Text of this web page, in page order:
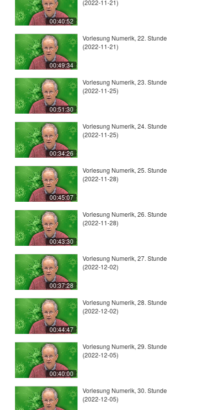
00:40:52
(2022-11-21)
00:49:34
Vorlesung Numerik, 22. Stunde
(2022-11-21)
00:51:30
Vorlesung Numerik, 23. Stunde
(2022-11-25)
00:34:26
Vorlesung Numerik, 24. Stunde
(2022-11-25)
00:45:07
Vorlesung Numerik, 25. Stunde
(2022-11-28)
00:43:30
Vorlesung Numerik, 26. Stunde
(2022-11-28)
00:37:28
Vorlesung Numerik, 27. Stunde
(2022-12-02)
00:44:47
Vorlesung Numerik, 28. Stunde
(2022-12-02)
00:40:00
Vorlesung Numerik, 29. Stunde
(2022-12-05)
Vorlesung Numerik, 30. Stunde
(2022-12-05)